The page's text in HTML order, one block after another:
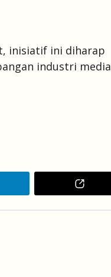
inisiatif ini diharap
industri media